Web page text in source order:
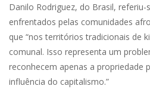
Danilo Rodriguez, do Brasil,
enfrentados pelas comunidades
que “nos territórios tradicionais de
comunal. Isso representa um
reconhecem apenas a propriedade
influência do capitalismo.”